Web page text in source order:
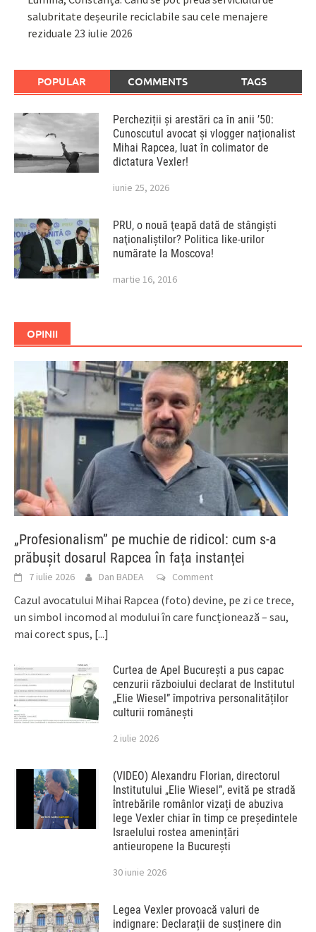
salubritate deșeurile reciclabile sau cele menajere
reziduale 23 iulie 2026
POPULAR COMMENTS TAGS
Percheziții și arestări ca în anii ’50:
Cunoscutul avocat și vlogger naționalist
Mihai Rapcea, luat în colimator de
dictatura Vexler!
iunie 25, 2026
PRU, o nouă ţeapă dată de stângişti
naţionaliştilor? Politica like-urilor
numărate la Moscova!
martie 16, 2016
OPINII
„Profesionalism” pe muchie de ridicol: cum s-a
prăbușit dosarul Rapcea în fața instanței
7 iulie 2026 Dan BADEA Comment
Cazul avocatului Mihai Rapcea (foto) devine, pe zi ce trece,
un simbol incomod al modului în care funcționează – sau,
mai corect spus, [...]
Curtea de Apel București a pus capac
cenzurii războiului declarat de Institutul
„Elie Wiesel” împotriva personalităților
culturii românești
2 iulie 2026
(VIDEO) Alexandru Florian, directorul
Institutului „Elie Wiesel”, evită pe stradă
întrebările românlor vizați de abuziva
lege Vexler chiar în timp ce președintele
Israelului rostea amenințări
antieuropene la București
30 iunie 2026
Legea Vexler provoacă valuri de
indignare: Declarații de susținere din